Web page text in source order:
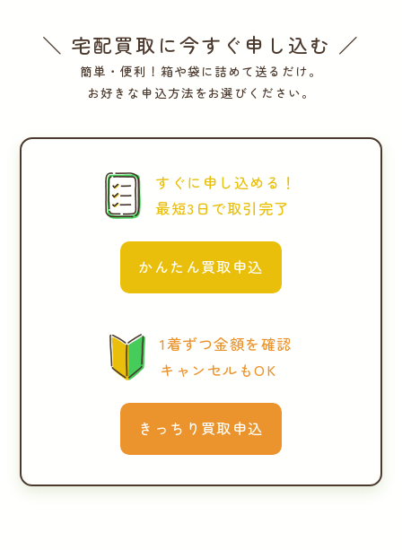
＼ 宅配買取に今すぐ申し込む ／
簡単・便利！箱や袋に詰めて送るだけ。
お好きな申込方法をお選びください。
すぐに申し込める！
最短3日で取引完了
かんたん買取申込
1着ずつ金額を確認
キャンセルもOK
きっちり買取申込